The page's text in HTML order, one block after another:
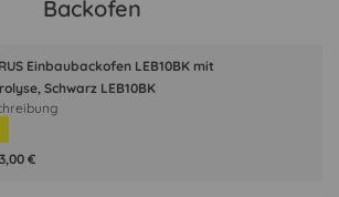
Backofen
Einbaubackofen LEB10BK mit
Schwarz LEB10BK
€